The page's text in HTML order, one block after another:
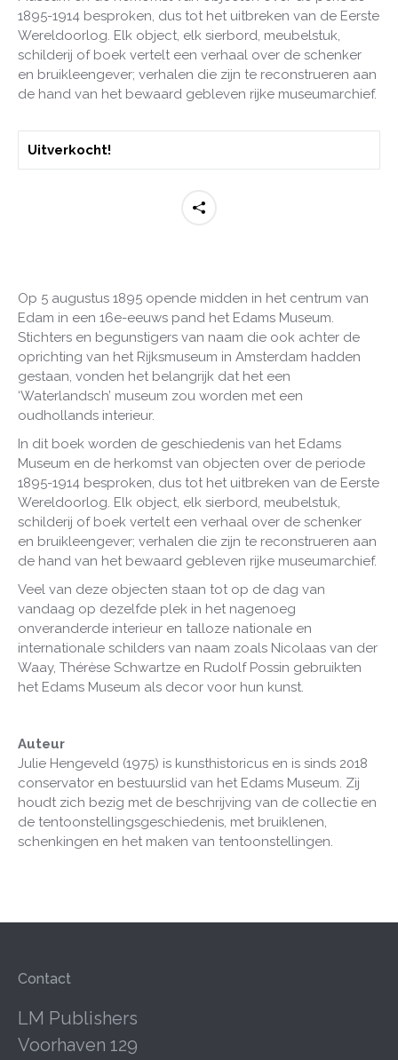
1895-1914 besproken, dus tot het uitbreken van de Eerste
Wereldoorlog. Elk object, elk sierbord, meubelstuk,
schilderij of boek vertelt een verhaal over de schenker
en bruikleengever; verhalen die zijn te reconstrueren aan
de hand van het bewaard gebleven rijke museumarchief.
Uitverkocht!
Op 5 augustus 1895 opende midden in het centrum van
Edam in een 16e-eeuws pand het Edams Museum.
Stichters en begunstigers van naam die ook achter de
oprichting van het Rijksmuseum in Amsterdam hadden
gestaan, vonden het belangrijk dat het een
‘Waterlandsch’ museum zou worden met een
oudhollands interieur.
In dit boek worden de geschiedenis van het Edams
Museum en de herkomst van objecten over de periode
1895-1914 besproken, dus tot het uitbreken van de Eerste
Wereldoorlog. Elk object, elk sierbord, meubelstuk,
schilderij of boek vertelt een verhaal over de schenker
en bruikleengever; verhalen die zijn te reconstrueren aan
de hand van het bewaard gebleven rijke museumarchief.
Veel van deze objecten staan tot op de dag van
vandaag op dezelfde plek in het nagenoeg
onveranderde interieur en talloze nationale en
internationale schilders van naam zoals Nicolaas van der
Waay, Thérèse Schwartze en Rudolf Possin gebruikten
het Edams Museum als decor voor hun kunst.
Auteur
Julie Hengeveld (1975) is kunsthistoricus en is sinds 2018
conservator en bestuurslid van het Edams Museum. Zij
houdt zich bezig met de beschrijving van de collectie en
de tentoonstellingsgeschiedenis, met bruiklenen,
schenkingen en het maken van tentoonstellingen.
Contact
LM Publishers
Voorhaven 129